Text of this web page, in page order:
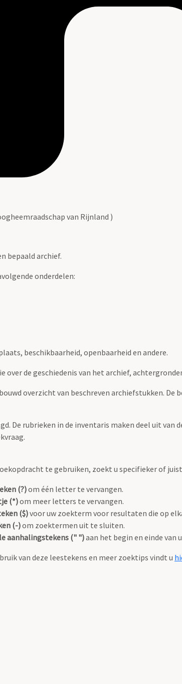
van Rijnland )
bepaald archief.
onderdelen:
beschikbaarheid, openbaarheid en andere.
de geschiedenis van het archief,
overzicht van beschreven archiefstukken.
De rubrieken in de inventaris maken deel uit van
te gebruiken, zoekt u specifieker of
(?)om één letter te vervangen.
(*)om meer letters te vervangen.
($)voor uw zoekterm voor resultaten die op
(-)om zoektermen uit te sluiten.
aanhalingstekens (" ")aan het begin en einde van
van deze leestekens en meer zoektips vindt u